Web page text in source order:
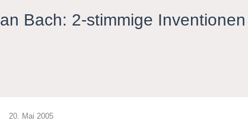
Bach: 2-stimmige
20. Mai 2005